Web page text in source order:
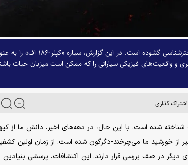
کشف بیش از ۵۵۰۰ سیاره فراخورشیدی، افق‌های تازه‌ای را در دانش اخترشناسی گشوده است. در این گزارش،
و واقعیت‌های فیزیکی سیاراتی را که ممکن است میزبان حیات
اشتراک گذاری
شناخته شده است. با این حال، در دهه‌های اخیر، دانش ما از
از خورشید ما می‌چرخند-دگرگون شده است. از زمان اولین
کاندیدای دیگر در صف بررسی قرار دارند. این اکتشافات، پرسشی بنیادین